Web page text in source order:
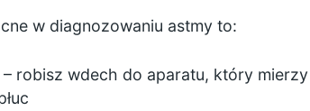
w diagnozowaniu astmy to:
– robisz wdech do aparatu, który